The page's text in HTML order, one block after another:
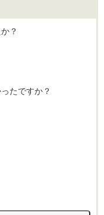
？
たですか？